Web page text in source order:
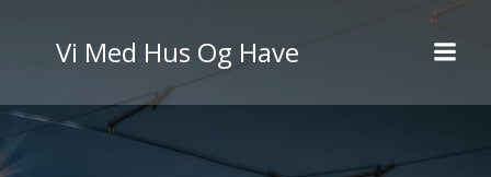
til
indhold
Vi Med Hus Og Have